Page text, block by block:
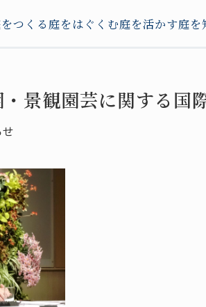
つくる 庭をはぐくむ庭を活かす庭を
景観園芸に関する国